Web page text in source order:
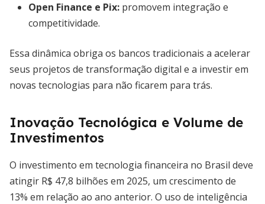
Open Finance e Pix: promovem integração e
competitividade.
Essa dinâmica obriga os bancos tradicionais a acelerar
seus projetos de transformação digital e a investir em
novas tecnologias para não ficarem para trás.
Inovação Tecnológica e Volume de
Investimentos
O investimento em tecnologia financeira no Brasil deve
atingir R$ 47,8 bilhões em 2025, um crescimento de
13% em relação ao ano anterior. O uso de inteligência